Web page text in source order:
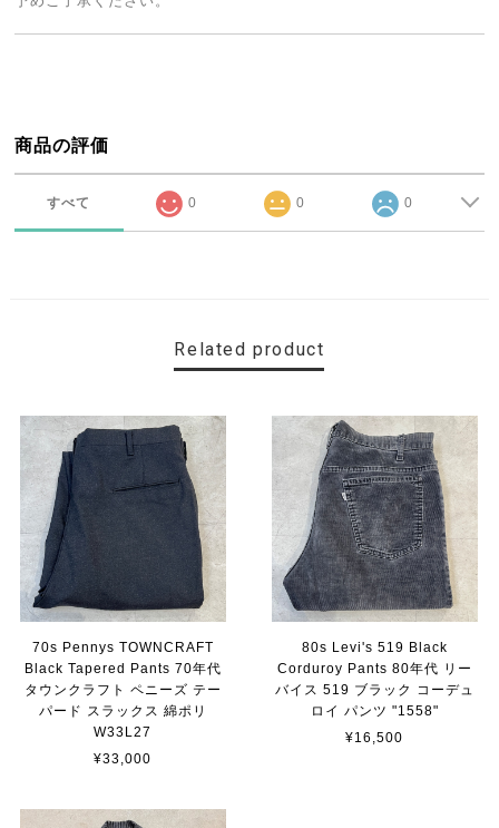
商品の評価
すべて 0 0 0
Related product
70s Pennys TOWNCRAFT
Black Tapered Pants 70年代
タウンクラフト ペニーズ テー
パード スラックス 綿ポリ
W33L27
¥33,000
80s Levi's 519 Black
Corduroy Pants 80年代 リー
バイス 519 ブラック コーデュ
ロイ パンツ "1558"
¥16,500